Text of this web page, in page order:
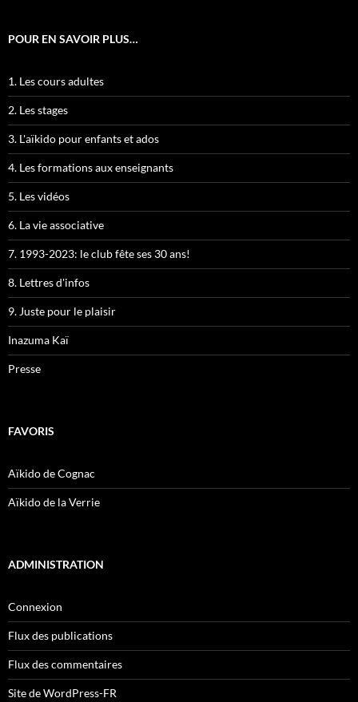
POUR EN SAVOIR PLUS…
1. Les cours adultes
2. Les stages
3. L'aïkido pour enfants et ados
4. Les formations aux enseignants
5. Les vidéos
6. La vie associative
7. 1993-2023: le club fête ses 30 ans!
8. Lettres d'infos
9. Juste pour le plaisir
Inazuma Kaï
Presse
FAVORIS
Aïkido de Cognac
Aïkido de la Verrie
ADMINISTRATION
Connexion
Flux des publications
Flux des commentaires
Site de WordPress-FR